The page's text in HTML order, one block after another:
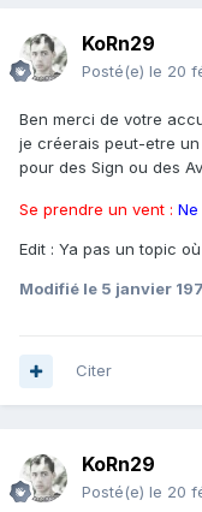
KoRn29
Posté(e) le 20
Ben merci de votre
je créerais peut-etre
pour des Sign ou des
Se prendre un vent :
Edit : Ya pas un topic
Modifié le 5 janvier
Citer
KoRn29
Posté(e) le 20